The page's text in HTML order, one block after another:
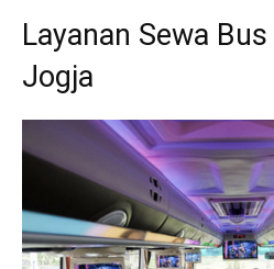
Layanan Sewa
Jogja